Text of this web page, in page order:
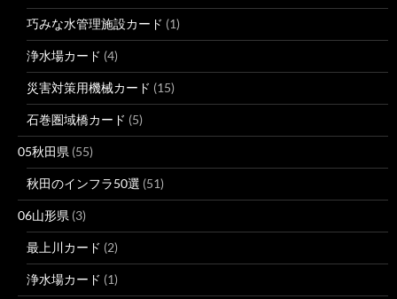
巧みな水管理施設カード (1)
浄水場カード (4)
災害対策用機械カード (15)
石巻圏域橋カード (5)
05秋田県 (55)
秋田のインフラ50選 (51)
06山形県 (3)
最上川カード (2)
浄水場カード (1)